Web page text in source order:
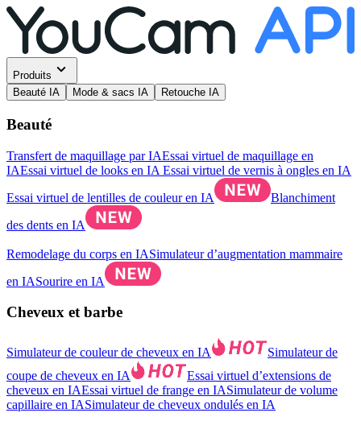
Produits
Beauté IA
Mode & sacs IA Retouche IA
Beauté
Transfert de maquillage par IAEssai virtuel de maquillage en
IAEssai virtuel de looks en IA Essai virtuel de vernis à ongles en IA
Essai virtuel de lentilles de couleur en IA
Blanchiment
des dents en IA
Remodelage du corps en IASimulateur d’augmentation mammaire
en IASourire en IA
Cheveux et barbe
Simulateur de couleur de cheveux en IA
Simulateur de
coupe de cheveux en IA
Essai virtuel d’extensions de
cheveux en IAEssai virtuel de frange en IASimulateur de volume
capillaire en IASimulateur de cheveux ondulés en IA